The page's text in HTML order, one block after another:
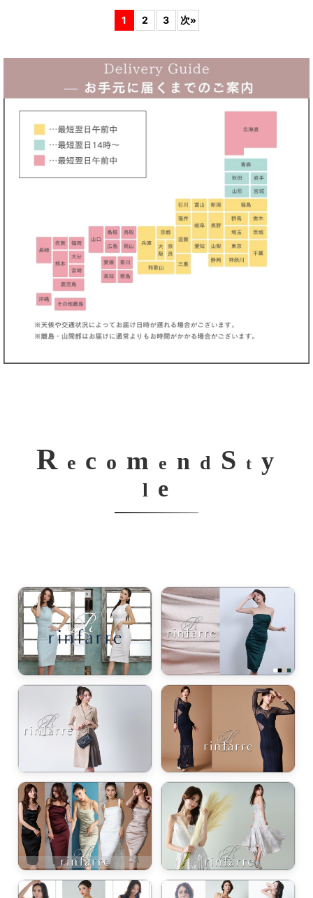
1 2 3 次»
R e c o m e n d S t y
l e